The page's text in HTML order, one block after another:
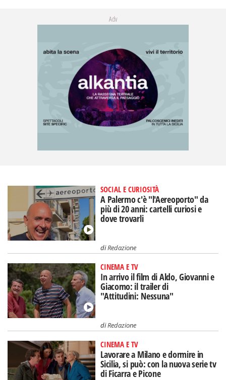
Adv
SOCIAL E CURIOSITÀ
A Palermo c'è "l'Aereoporto" da
più di 20 anni: cartelli curiosi e
dove trovarli
diRedazione
CINEMA E TV
In arrivo il film di Aldo, Giovanni e
Giacomo: il trailer di
"Attitudini: Nessuna"
diRedazione
CINEMA E TV
Lavorare a Milano e dormire in
Sicilia, si può: con la nuova serie tv
di Ficarra e Picone